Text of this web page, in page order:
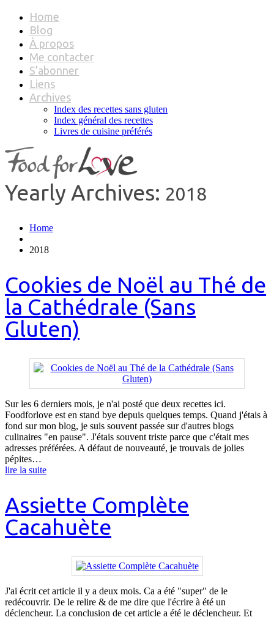
Home
Blog
À propos
Me contacter
S’abonner
Liens
Archives
Index des recettes sans gluten
Index général des recettes
Livres de cuisine préférés
Yearly Archives: 2018
Home
2018
Cookies de Noël au Thé de
la Cathédrale (Sans
Gluten)
Sur les 6 derniers mois, je n'ai posté que deux recettes ici.
Foodforlove est en stand bye depuis quelques temps. Quand j'étais à
fond sur mon blog, je suis souvent passée sur d'autres blogs
culinaires "en pause". J'étais souvent triste parce que c'était mes
adresses préférées. A défaut de nouveauté, je trouvais de jolies
pépites…
lire la suite
Assiette Complète
Cacahuète
J'ai écrit cet article il y a deux mois. Ca a été "super" de le
redécouvrir. De le relire & de me dire que l'écrire à été un
déclencheur. La conclusion de cet article a été le déclencheur. Et